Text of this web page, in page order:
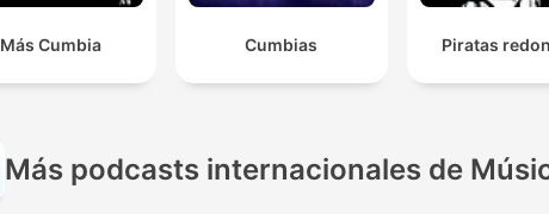
Más Cumbia Cumbias Piratas
Más podcasts internacionales de